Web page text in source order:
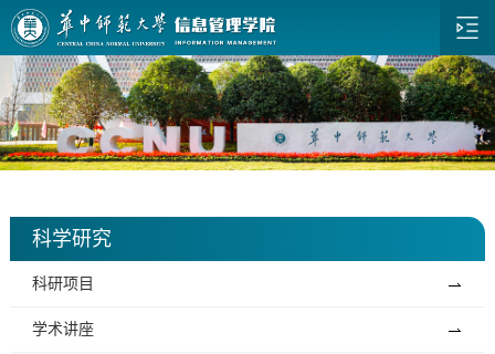
科学研究
科研项目
学术讲座